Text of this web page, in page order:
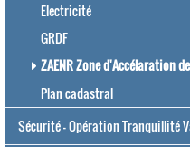
Electricité
GRDF
ZAENR Zone d'Accélaration
Plan cadastral
Sécurité - Opération Tranquillité